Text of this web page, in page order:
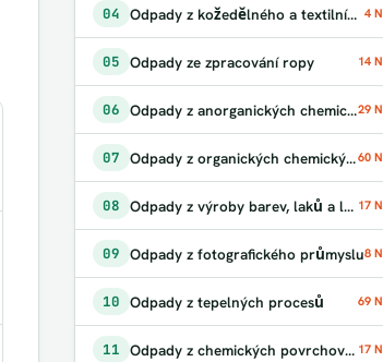
04 Odpady z kožedělného a textilního průmyslu 4 N
05 Odpady ze zpracování ropy 14 N
06 Odpady z anorganických chemických procesů29 N
07 Odpady z organických chemických procesů60 N
08 Odpady z výroby barev, laků a lepidel 17 N
09 Odpady z fotografického průmyslu8 N
10 Odpady z tepelných procesů 69 N
11 Odpady z chemických povrchových úprav 17 N